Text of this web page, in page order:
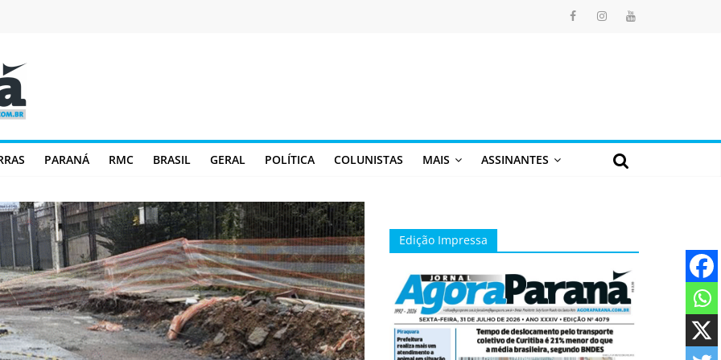
PARANÁ RMC BRASIL GERAL POLÍTICA COLUNISTAS MAIS ASSINANTES
Edição Impressa